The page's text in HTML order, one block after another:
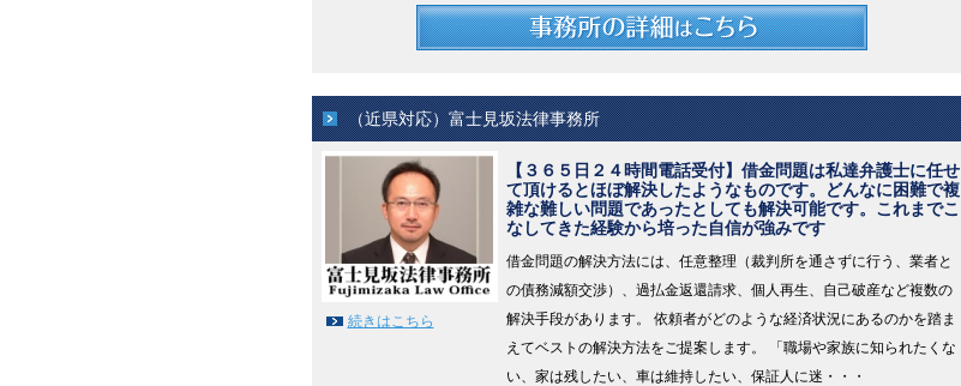
（近県対応）富士見坂法律事務所
【３６５日２４時間電話受付】借金問題は私達弁護士に任せ
て頂けるとほぼ解決したようなものです。どんなに困難で複
雑な難しい問題であったとしても解決可能です。これまでこ
なしてきた経験から培った自信が強みです
借金問題の解決方法には、任意整理（裁判所を通さずに行う、業者と
の債務減額交渉）、過払金返還請求、個人再生、自己破産など複数の
解決手段があります。 依頼者がどのような経済状況にあるのかを踏ま
えてベストの解決方法をご提案します。 「職場や家族に知られたくな
い、家は残したい、車は維持したい、保証人に迷・・・
続きはこちら